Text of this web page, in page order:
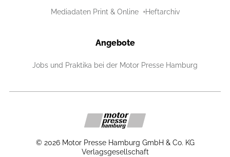
Mediadaten Print & Online Heftarchiv
Angebote
Jobs und Praktika bei der Motor Presse Hamburg
© 2026 Motor Presse Hamburg GmbH & Co. KG
Verlagsgesellschaft